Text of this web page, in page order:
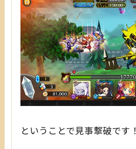
ということで見事撃破です！